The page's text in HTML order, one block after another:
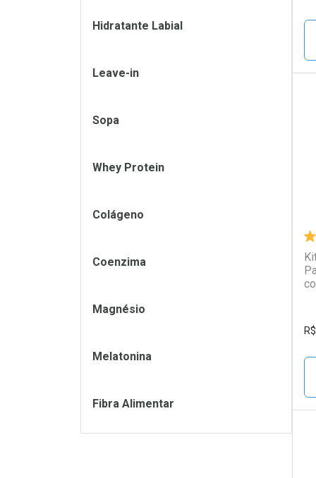
R$
Hidratante Labial
Leave-in
Sopa
Whey Protein
Colágeno
Coenzima
Magnésio
Melatonina
Fibra Alimentar